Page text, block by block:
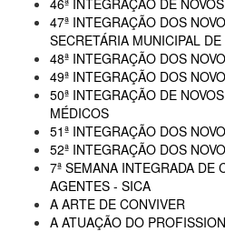
46ª INTEGRAÇÃO DE
47ª INTEGRAÇÃO DOS
SECRETÁRIA MUNICIPAL
48ª INTEGRAÇÃO DOS
49ª INTEGRAÇÃO DOS
50ª INTEGRAÇÃO DE
MÉDICOS
51ª INTEGRAÇÃO DOS
52ª INTEGRAÇÃO DOS
7ª SEMANA INTEGRADA DE
AGENTES - SICA
A ARTE DE CONVIVER
A ATUAÇÃO DO